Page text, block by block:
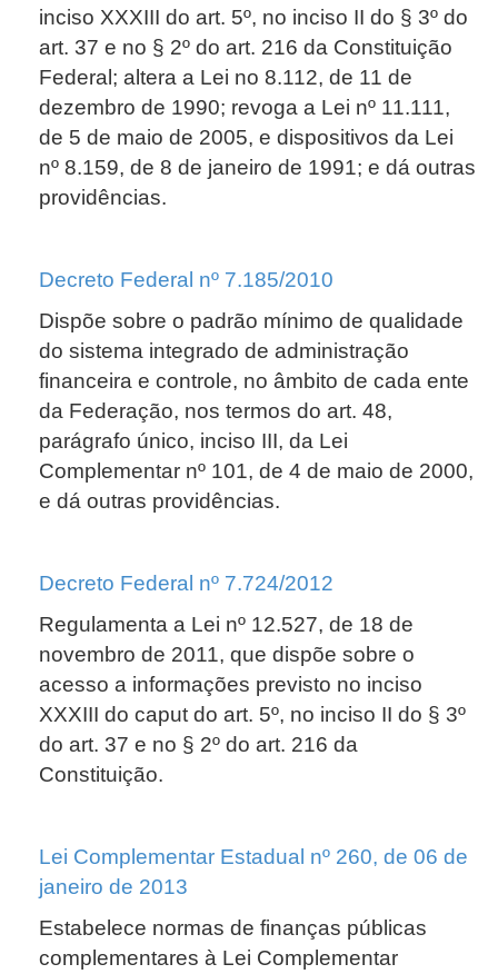
inciso XXXIII do art. 5º, no inciso II do § 3º do
art. 37 e no § 2º do art. 216 da Constituição
Federal; altera a Lei no 8.112, de 11 de
dezembro de 1990; revoga a Lei nº 11.111,
de 5 de maio de 2005, e dispositivos da Lei
nº 8.159, de 8 de janeiro de 1991; e dá outras
providências.
Decreto Federal nº 7.185/2010
Dispõe sobre o padrão mínimo de qualidade
do sistema integrado de administração
financeira e controle, no âmbito de cada ente
da Federação, nos termos do art. 48,
parágrafo único, inciso III, da Lei
Complementar nº 101, de 4 de maio de 2000,
e dá outras providências.
Decreto Federal nº 7.724/2012
Regulamenta a Lei nº 12.527, de 18 de
novembro de 2011, que dispõe sobre o
acesso a informações previsto no inciso
XXXIII do caput do art. 5º, no inciso II do § 3º
do art. 37 e no § 2º do art. 216 da
Constituição.
Lei Complementar Estadual nº 260, de 06 de
janeiro de 2013
Estabelece normas de finanças públicas
complementares à Lei Complementar